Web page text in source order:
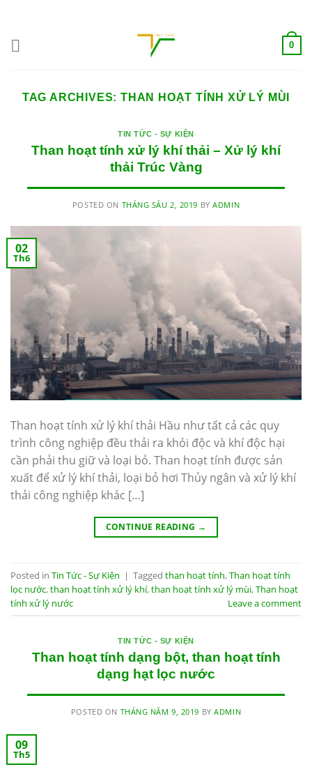
content
0
TAG ARCHIVES: THAN HOẠT TÍNH XỬ LÝ MÙI
TIN TỨC - SỰ KIỆN
Than hoạt tính xử lý khí thải – Xử lý khí
thải Trúc Vàng
POSTED ON THÁNG SÁU 2, 2019 BYADMIN
02
Th6
Than hoạt tính xử lý khí thải Hầu như tất cả các quy
trình công nghiệp đều thải ra khói độc và khí độc hại
cần phải thu giữ và loại bỏ. Than hoạt tính được sản
xuất để xử lý khí thải, loại bỏ hơi Thủy ngân và xử lý khí
thải công nghiệp khác […]
CONTINUE READING →
Posted in Tin Tức - Sự Kiện | Tagged than hoạt tính,Than hoạt tính
lọc nước,than hoạt tính xử lý khí,than hoạt tính xử lý mùi,Than hoạt
tính xử lý nước
Leave a comment
TIN TỨC - SỰ KIỆN
Than hoạt tính dạng bột, than hoạt tính
dạng hạt lọc nước
POSTED ON THÁNG NĂM 9, 2019 BYADMIN
09
Th5